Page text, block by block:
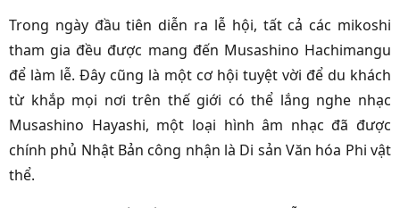
Trong ngày đầu tiên diễn ra lễ hội, tất cả các mikoshi
tham gia đều được mang đến Musashino Hachimangu
để làm lễ. Đây cũng là một cơ hội tuyệt vời để du khách
từ khắp mọi nơi trên thế giới có thể lắng nghe nhạc
Musashino Hayashi, một loại hình âm nhạc đã được
chính phủ Nhật Bản công nhận là Di sản Văn hóa Phi vật
thể.